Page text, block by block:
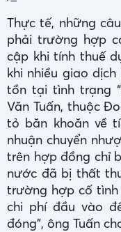
Thực tế, những
phải trường hợp
cập khi tính thuế
khi nhiều giao
tồn tại tình trạng
Văn Tuấn, thuộc
tỏ băn khoăn về
nhuận chuyển
trên hợp đồng chỉ
nước đã bị thất
trường hợp cố tình
chi phí đầu vào
đóng”, ông Tuấn